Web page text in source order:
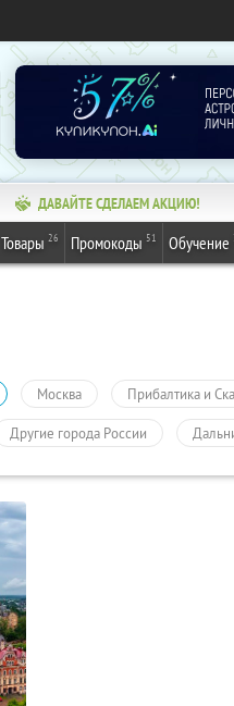
ДАВАЙТЕ СДЕЛАЕМ АКЦИЮ!
Товары 26 Промокоды 51 Обучение
Москва Прибалтика и
Другие города России